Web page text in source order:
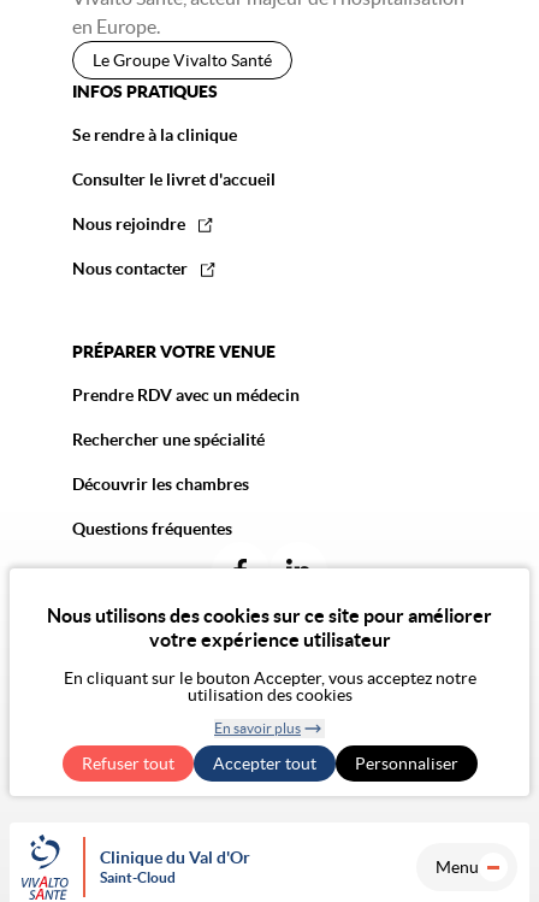
Nous utilisons des cookies sur ce site pour améliorer
votre expérience utilisateur
En cliquant sur le bouton Accepter, vous acceptez notre
utilisation des cookies
En savoir plus
Refuser tout Accepter tout
Retirer le
consentementPersonnaliser
Clinique du Val d'Or
Saint-Cloud
Menu
en Europe.
Le Groupe Vivalto Santé
INFOS PRATIQUES
Se rendre à la clinique
Consulter le livret d'accueil
Nous rejoindre
Nous contacter
PRÉPARER VOTRE VENUE
Prendre RDV avec un médecin
Rechercher une spécialité
Découvrir les chambres
Questions fréquentes
© 2026 Vivalto Santé
Notre vision de l'éthiqueExercer mes droits RGPD
Accessibilité Numérique : non conforme